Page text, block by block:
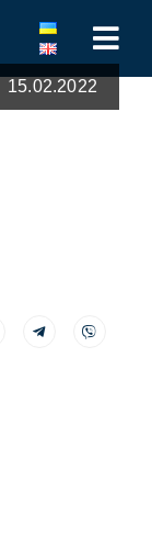
15.02.2022